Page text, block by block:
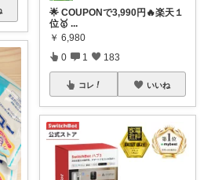
🌟 COUPONで3,990円🔥楽天１
位🥇 ...
￥ 6,980
0 1 183
コレ いいね